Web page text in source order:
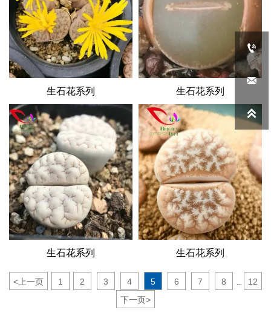
生石花系列 生石花系列
生石花系列 生石花系列
< 上一页 1 2 3 4 5 6 7 8
12
下一页>


